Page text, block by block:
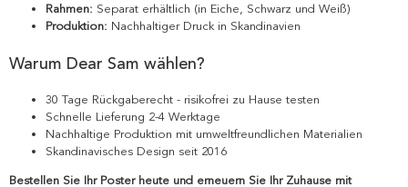
Rahmen: Separat erhältlich (in Eiche, Schwarz und Weiß)
Produktion: Nachhaltiger Druck in Skandinavien
Warum Dear Sam wählen?
30 Tage Rückgaberecht - risikofrei zu Hause testen
Schnelle Lieferung 2-4 Werktage
Nachhaltige Produktion mit umweltfreundlichen Materialien
Skandinavisches Design seit 2016
Bestellen Sie Ihr Poster heute und erneuern Sie Ihr Zuhause mit